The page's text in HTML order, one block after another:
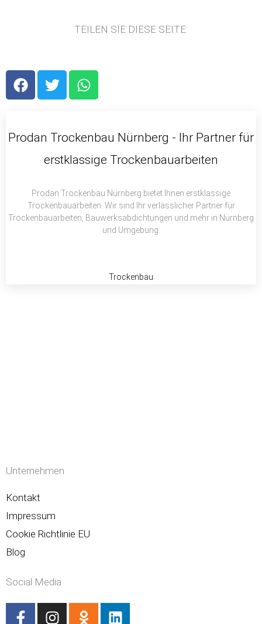
TEILEN SIE DIESE SEITE:
F
a
b
T
w
t
r
W
h
s
p
Prodan Trockenbau Nürnberg - Ihr Partner für
erstklassige Trockenbauarbeiten
Prodan Trockenbau Nürnberg bietet Ihnen erstklassige
Trockenbauarbeiten. Wir sind Ihr verlässlicher Partner für
Trockenbauarbeiten, Bauwerksabdichtungen und mehr in Nürnberg
und Umgebung.
Trockenbau
Unternehmen
Kontakt
Impressum
Cookie Richtlinie EU
Blog
Social Media
F
I
O
L